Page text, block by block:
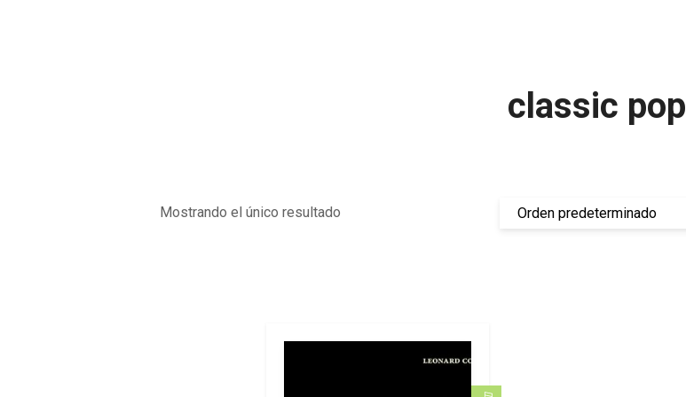
classic pop
Mostrando el único resultado